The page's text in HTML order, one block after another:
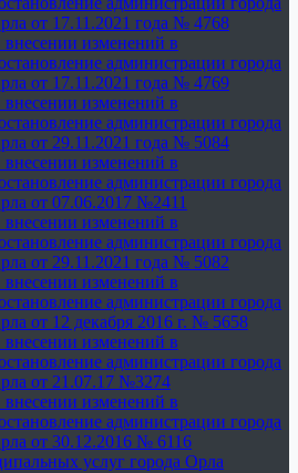
от 17.11.2021 года № 4768
изменений в
администрации города
от 17.11.2021 года № 4769
изменений в
администрации города
от 29.11.2021 года № 5084
изменений в
администрации города
от 07.06.2017 №2411
изменений в
администрации города
от 29.11.2021 года № 5082
изменений в
администрации города
от 12 декабря 2016 г. № 5658
изменений в
администрации города
от 21.07.17 №3274
изменений в
администрации города
от 30.12.2016 № 6116
услуг города Орла